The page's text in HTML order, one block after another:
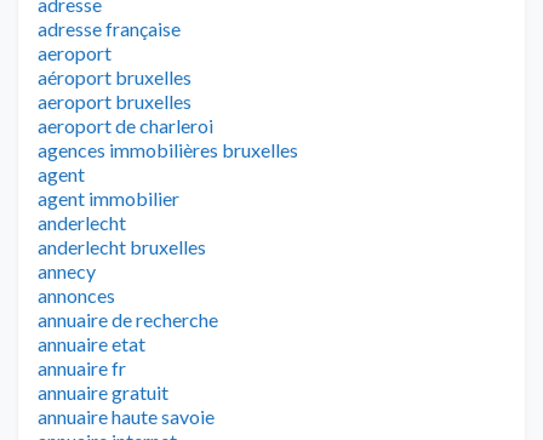
adresse française
aeroport
aéroport bruxelles
aeroport bruxelles
aeroport de charleroi
agences immobilières bruxelles
agent
agent immobilier
anderlecht
anderlecht bruxelles
annecy
annonces
annuaire de recherche
annuaire etat
annuaire fr
annuaire gratuit
annuaire haute savoie